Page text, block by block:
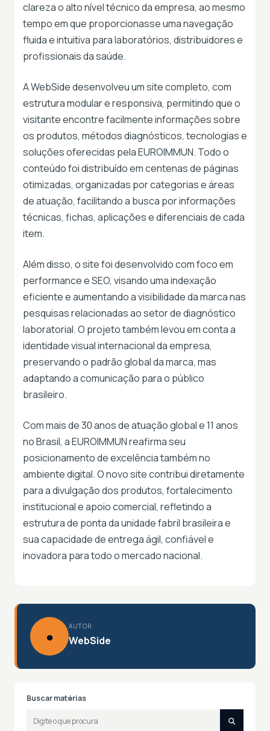
clareza o alto nível técnico da empresa, ao mesmo
tempo em que proporcionasse uma navegação
fluida e intuitiva para laboratórios, distribuidores e
profissionais da saúde.
A WebSide desenvolveu um site completo, com
estrutura modular e responsiva, permitindo que o
visitante encontre facilmente informações sobre
os produtos, métodos diagnósticos, tecnologias e
soluções oferecidas pela EUROIMMUN. Todo o
conteúdo foi distribuído em centenas de páginas
otimizadas, organizadas por categorias e áreas
de atuação, facilitando a busca por informações
técnicas, fichas, aplicações e diferenciais de cada
item.
Além disso, o site foi desenvolvido com foco em
performance e SEO, visando uma indexação
eficiente e aumentando a visibilidade da marca nas
pesquisas relacionadas ao setor de diagnóstico
laboratorial. O projeto também levou em conta a
identidade visual internacional da empresa,
preservando o padrão global da marca, mas
adaptando a comunicação para o público
brasileiro.
Com mais de 30 anos de atuação global e 11 anos
no Brasil, a EUROIMMUN reafirma seu
posicionamento de excelência também no
ambiente digital. O novo site contribui diretamente
para a divulgação dos produtos, fortalecimento
institucional e apoio comercial, refletindo a
estrutura de ponta da unidade fabril brasileira e
sua capacidade de entrega ágil, confiável e
inovadora para todo o mercado nacional.
●
AUTOR
WebSide
Buscar matérias